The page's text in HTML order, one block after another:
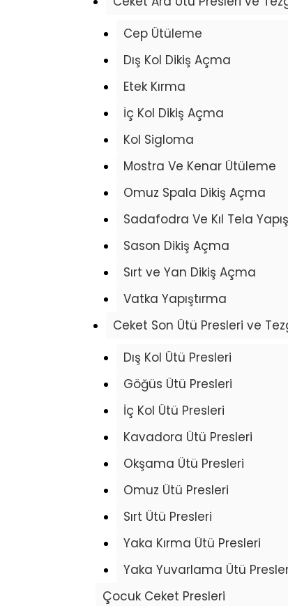
Cep Ütüleme
Dış Kol Dikiş Açma
Etek Kırma
İç Kol Dikiş Açma
Kol Sigloma
Mostra Ve Kenar Ütüleme
Omuz Spala Dikiş Açma
Sadafodra Ve Kıl Tela
Sason Dikiş Açma
Sırt ve Yan Dikiş Açma
Vatka Yapıştırma
Ceket Son Ütü Presleri ve
Dış Kol Ütü Presleri
Göğüs Ütü Presleri
İç Kol Ütü Presleri
Kavadora Ütü Presleri
Okşama Ütü Presleri
Omuz Ütü Presleri
Sırt Ütü Presleri
Yaka Kırma Ütü Presleri
Yaka Yuvarlama Ütü
Çocuk Ceket Presleri